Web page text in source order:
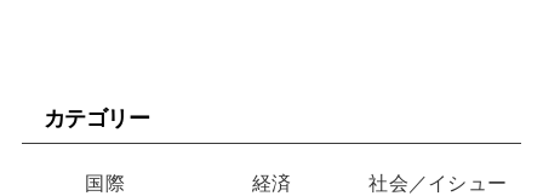
カテゴリー
国際 経済 社会／イシュー